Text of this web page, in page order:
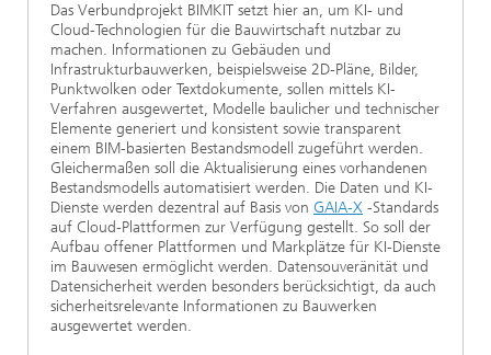
Das Verbundprojekt BIMKIT setzt hier an, um KI- und
Cloud-Technologien für die Bauwirtschaft nutzbar zu
machen. Informationen zu Gebäuden und
Infrastrukturbauwerken, beispielsweise 2D-Pläne, Bilder,
Punktwolken oder Textdokumente, sollen mittels KI-
Verfahren ausgewertet, Modelle baulicher und technischer
Elemente generiert und konsistent sowie transparent
einem BIM-basierten Bestandsmodell zugeführt werden.
Gleichermaßen soll die Aktualisierung eines vorhandenen
Bestandsmodells automatisiert werden. Die Daten und KI-
Dienste werden dezentral auf Basis von GAIA-X -Standards
auf Cloud-Plattformen zur Verfügung gestellt. So soll der
Aufbau offener Plattformen und Markplätze für KI-Dienste
im Bauwesen ermöglicht werden. Datensouveränität und
Datensicherheit werden besonders berücksichtigt, da auch
sicherheitsrelevante Informationen zu Bauwerken
ausgewertet werden.